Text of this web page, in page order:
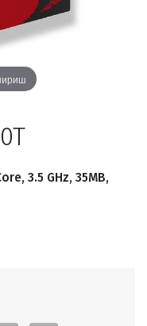
3.5 GHz, 35MB,